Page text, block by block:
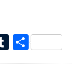
Tumblr
共